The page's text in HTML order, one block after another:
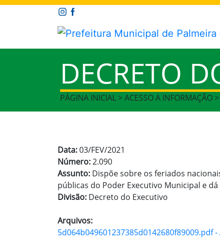
DECRETO
PÁGINA INICIAL > ACESSO A INFORMAÇÃO
Data:03/FEV/2021
Número:2.090
Assunto: Dispõe sobre os feriados
públicas do Poder Executivo Municipal e
Divisão: Decreto do Executivo
Arquivos:
5d064b049601237385d0142680f89009.pdf